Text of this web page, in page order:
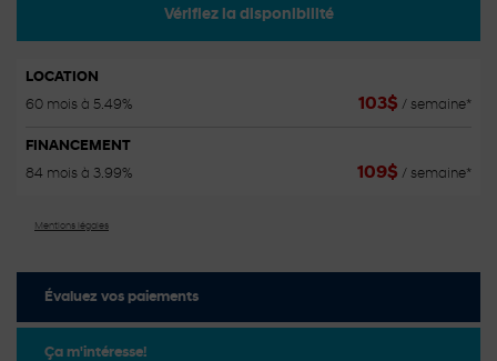
Vérifiez la disponibilité
LOCATION
60 mois à 5.49%
103$ / semaine*
FINANCEMENT
84 mois à 3.99%
109$ / semaine*
Mentions légales
Évaluez vos paiements
Ça m'intéresse!